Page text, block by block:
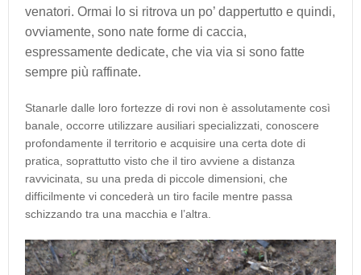
venatori. Ormai lo si ritrova un po’ dappertutto e quindi,
ovviamente, sono nate forme di caccia,
espressamente dedicate, che via via si sono fatte
sempre più raffinate.
Stanarle dalle loro fortezze di rovi non è assolutamente così
banale, occorre utilizzare ausiliari specializzati, conoscere
profondamente il territorio e acquisire una certa dote di
pratica, soprattutto visto che il tiro avviene a distanza
ravvicinata, su una preda di piccole dimensioni, che
difficilmente vi concederà un tiro facile mentre passa
schizzando tra una macchia e l’altra.